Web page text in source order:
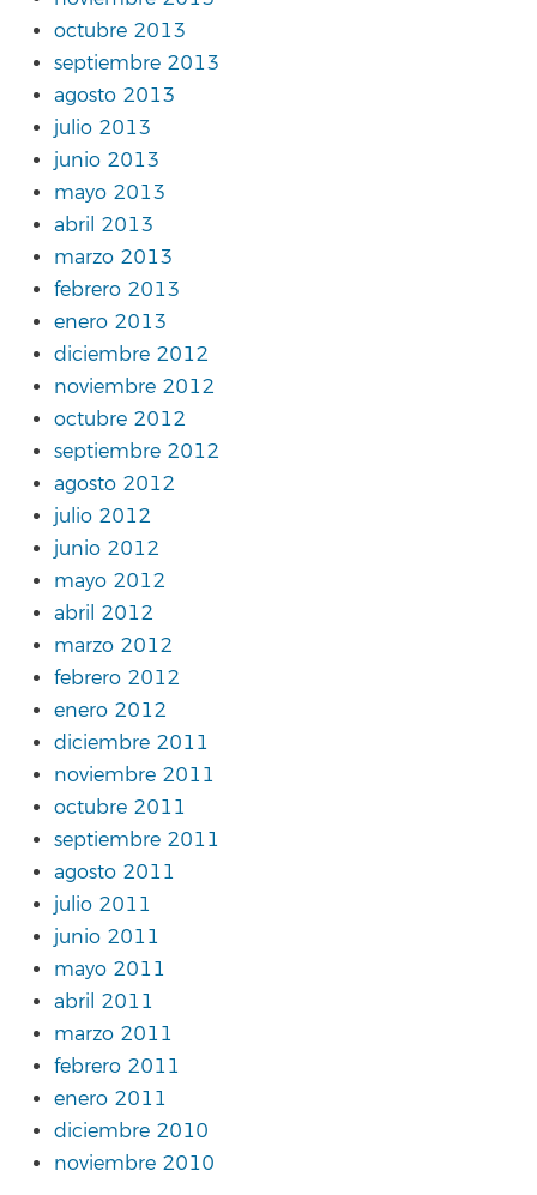
octubre 2013
septiembre 2013
agosto 2013
julio 2013
junio 2013
mayo 2013
abril 2013
marzo 2013
febrero 2013
enero 2013
diciembre 2012
noviembre 2012
octubre 2012
septiembre 2012
agosto 2012
julio 2012
junio 2012
mayo 2012
abril 2012
marzo 2012
febrero 2012
enero 2012
diciembre 2011
noviembre 2011
octubre 2011
septiembre 2011
agosto 2011
julio 2011
junio 2011
mayo 2011
abril 2011
marzo 2011
febrero 2011
enero 2011
diciembre 2010
noviembre 2010